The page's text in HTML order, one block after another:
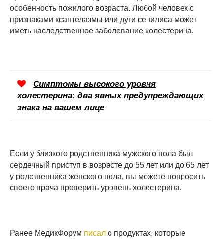
особенность пожилого возраста. Любой человек с
признаками ксантелазмы или дуги сенилиса может
иметь наследственное заболевание холестерина.
Симптомы высокого уровня
холестерина: два явных предупреждающих
знака на вашем лице
Если у близкого родственника мужского пола был
сердечный приступ в возрасте до 55 лет или до 65 лет
у родственника женского пола, вы можете попросить
своего врача проверить уровень холестерина.
Ранее МедикФорум писал о продуктах, которые